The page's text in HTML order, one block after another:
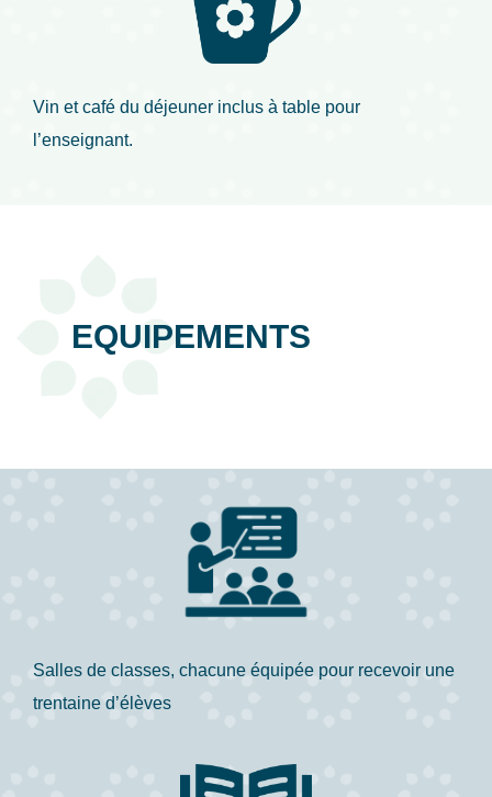
Vin et café du déjeuner inclus à table pour
l’enseignant.
EQUIPEMENTS
Salles de classes, chacune équipée pour recevoir une
trentaine d’élèves